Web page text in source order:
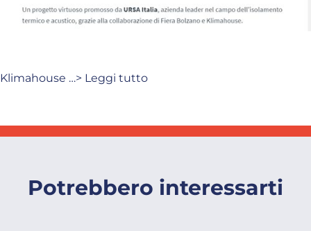
Klimahouse …> Leggi tutto
Potrebbero interessarti